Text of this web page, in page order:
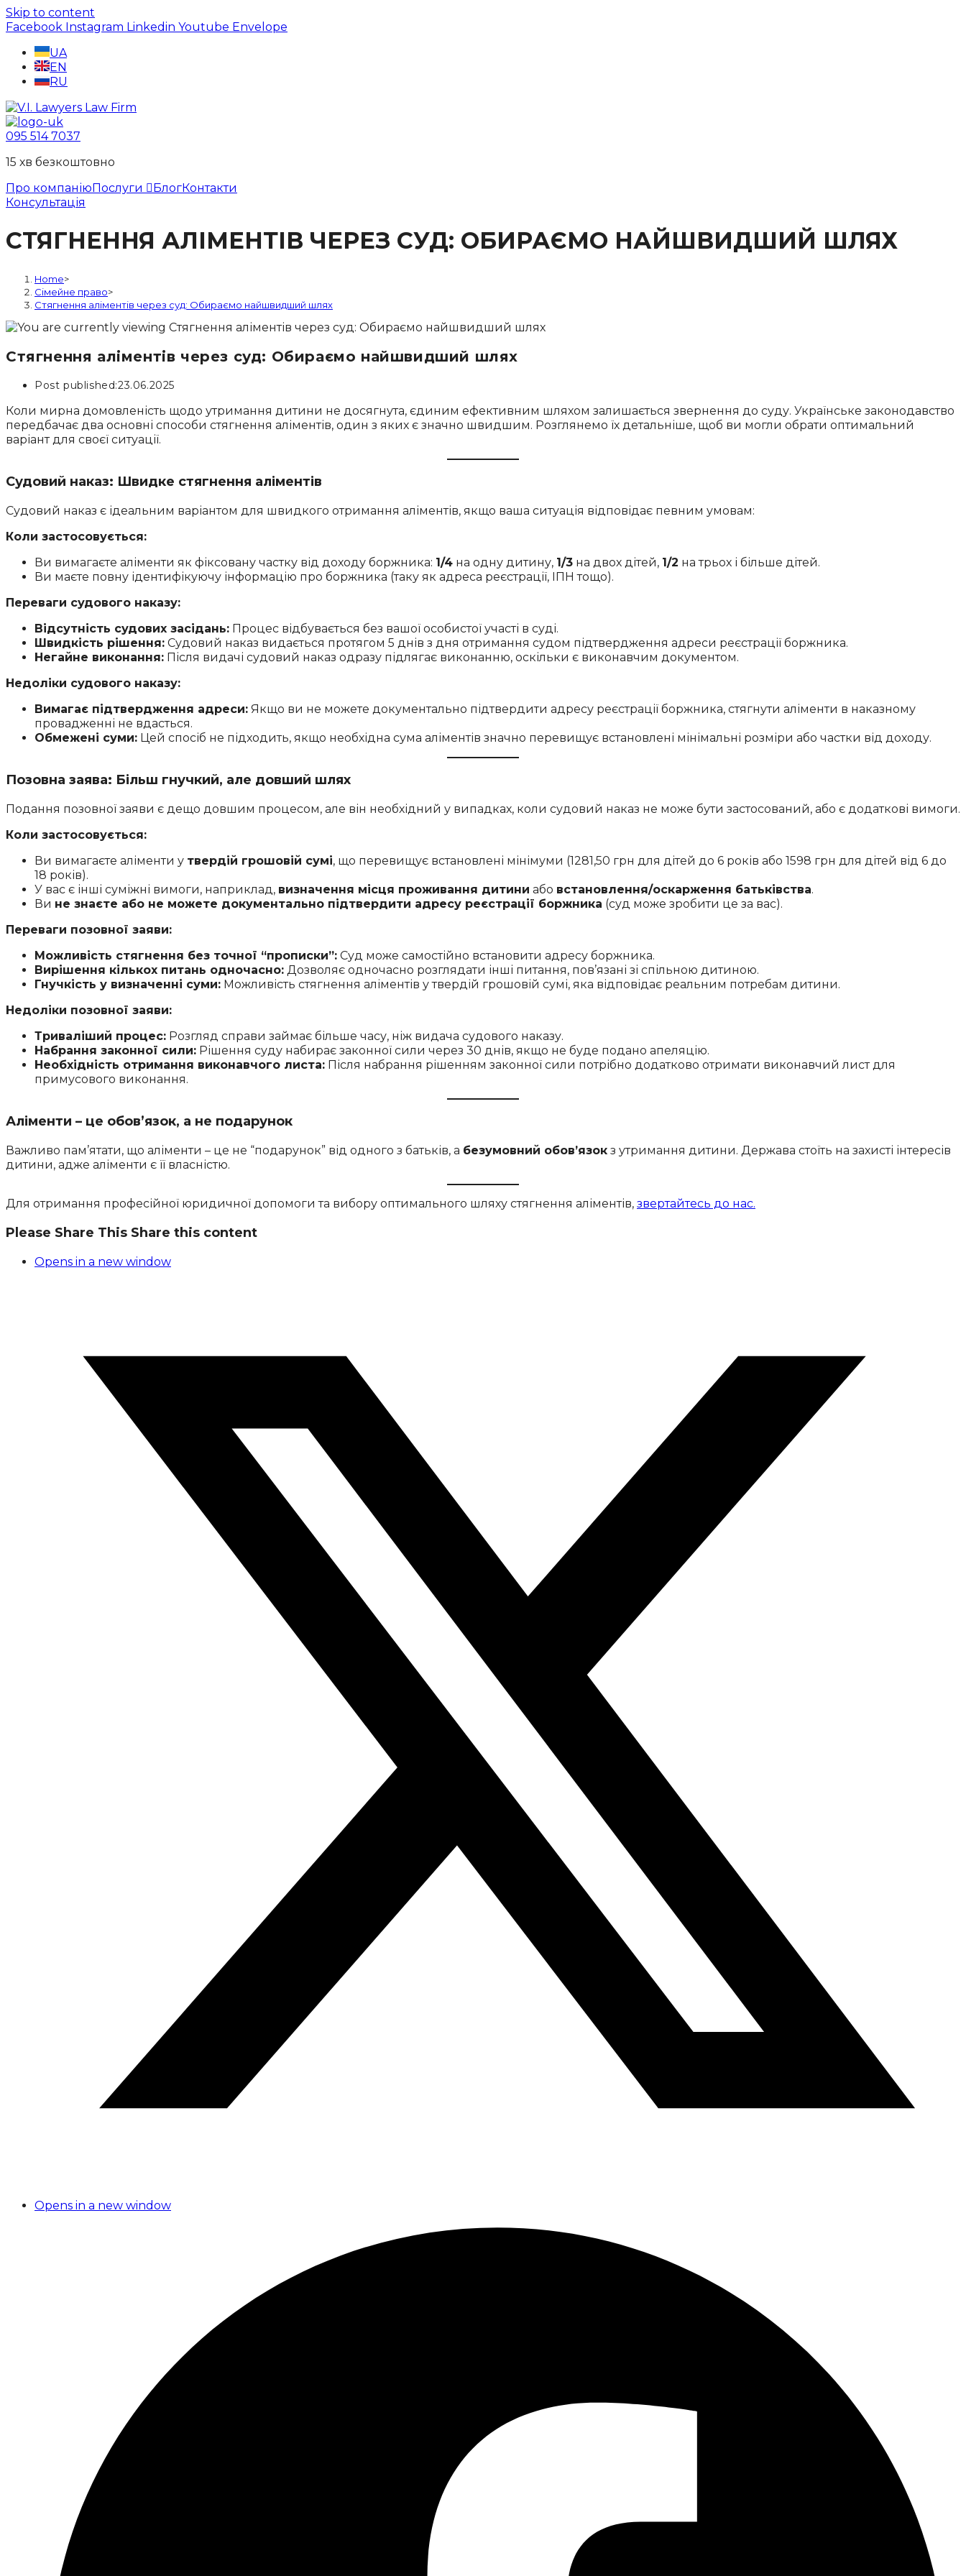
Skip to content
Facebook Instagram Linkedin Youtube Envelope
UA
EN
RU
095 514 7037
15 хв безкоштовно
Про компаніюПослуги БлогКонтакти
Консультація
СТЯГНЕННЯ АЛІМЕНТІВ ЧЕРЕЗ СУД: ОБИРАЄМО НАЙШВИДШИЙ ШЛЯХ
Home>
Сімейне право>
Стягнення аліментів через суд: Обираємо найшвидший шлях
Стягнення аліментів через суд: Обираємо найшвидший шлях
Post published:23.06.2025
Коли мирна домовленість щодо утримання дитини не досягнута, єдиним ефективним шляхом залишається звернення до суду. Українське законодавство
передбачає два основні способи стягнення аліментів, один з яких є значно швидшим. Розглянемо їх детальніше, щоб ви могли обрати оптимальний
варіант для своєї ситуації.
Судовий наказ: Швидке стягнення аліментів
Судовий наказ є ідеальним варіантом для швидкого отримання аліментів, якщо ваша ситуація відповідає певним умовам:
Коли застосовується:
Ви вимагаєте аліменти як фіксовану частку від доходу боржника: 1/4 на одну дитину, 1/3 на двох дітей, 1/2 на трьох і більше дітей.
Ви маєте повну ідентифікуючу інформацію про боржника (таку як адреса реєстрації, ІПН тощо).
Переваги судового наказу:
Відсутність судових засідань: Процес відбувається без вашої особистої участі в суді.
Швидкість рішення: Судовий наказ видається протягом 5 днів з дня отримання судом підтвердження адреси реєстрації боржника.
Негайне виконання: Після видачі судовий наказ одразу підлягає виконанню, оскільки є виконавчим документом.
Недоліки судового наказу:
Вимагає підтвердження адреси: Якщо ви не можете документально підтвердити адресу реєстрації боржника, стягнути аліменти в наказному
провадженні не вдасться.
Обмежені суми: Цей спосіб не підходить, якщо необхідна сума аліментів значно перевищує встановлені мінімальні розміри або частки від доходу.
Позовна заява: Більш гнучкий, але довший шлях
Подання позовної заяви є дещо довшим процесом, але він необхідний у випадках, коли судовий наказ не може бути застосований, або є додаткові вимоги.
Коли застосовується:
Ви вимагаєте аліменти у твердій грошовій сумі, що перевищує встановлені мінімуми (1281,50 грн для дітей до 6 років або 1598 грн для дітей від 6 до
18 років).
У вас є інші суміжні вимоги, наприклад, визначення місця проживання дитини або встановлення/оскарження батьківства.
Ви не знаєте або не можете документально підтвердити адресу реєстрації боржника (суд може зробити це за вас).
Переваги позовної заяви:
Можливість стягнення без точної “прописки”: Суд може самостійно встановити адресу боржника.
Вирішення кількох питань одночасно: Дозволяє одночасно розглядати інші питання, пов’язані зі спільною дитиною.
Гнучкість у визначенні суми: Можливість стягнення аліментів у твердій грошовій сумі, яка відповідає реальним потребам дитини.
Недоліки позовної заяви:
Триваліший процес: Розгляд справи займає більше часу, ніж видача судового наказу.
Набрання законної сили: Рішення суду набирає законної сили через 30 днів, якщо не буде подано апеляцію.
Необхідність отримання виконавчого листа: Після набрання рішенням законної сили потрібно додатково отримати виконавчий лист для
примусового виконання.
Аліменти – це обов’язок, а не подарунок
Важливо пам’ятати, що аліменти – це не “подарунок” від одного з батьків, а безумовний обов’язок з утримання дитини. Держава стоїть на захисті інтересів
дитини, адже аліменти є її власністю.
Для отримання професійної юридичної допомоги та вибору оптимального шляху стягнення аліментів, звертайтесь до нас.
Please Share This Share this content
Opens in a new window
Opens in a new window